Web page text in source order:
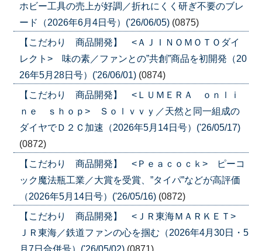
ホビー工具の売上が好調／折れにくく研ぎ不要のブレ
ード（2026年6月4日号）('26/06/05) (0875)
【こだわり 商品開発】 <ＡＪＩＮＯＭＯＴＯダイ
レクト> 味の素／ファンとの”共創”商品を初開発（20
26年5月28日号）('26/06/01) (0874)
【こだわり 商品開発】 <ＬＵＭＥＲＡ ｏｎｌｉ
ｎｅ ｓｈｏｐ> Ｓｏｌｖｖｙ／天然と同一組成の
ダイヤでＤ２Ｃ加速（2026年5月14日号）('26/05/17)
(0872)
【こだわり 商品開発】 <Ｐｅａｃｏｃｋ> ピーコ
ック魔法瓶工業／大賞を受賞、”タイパ”などが高評価
（2026年5月14日号）('26/05/16) (0872)
【こだわり 商品開発】 <ＪＲ東海ＭＡＲＫＥＴ>
ＪＲ東海／鉄道ファンの心を掴む（2026年4月30日・5
月7日合併号）('26/05/02) (0871)